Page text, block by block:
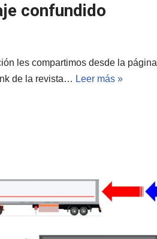
confundido
les compartimos desde la página
de la revista… Leer más »